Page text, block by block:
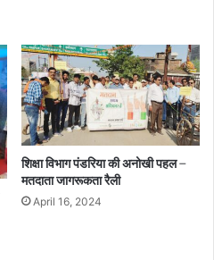
शिक्षा विभाग पंडरिया की अनोखी पहल –
मतदाता जागरूकता रैली
April 16, 2024